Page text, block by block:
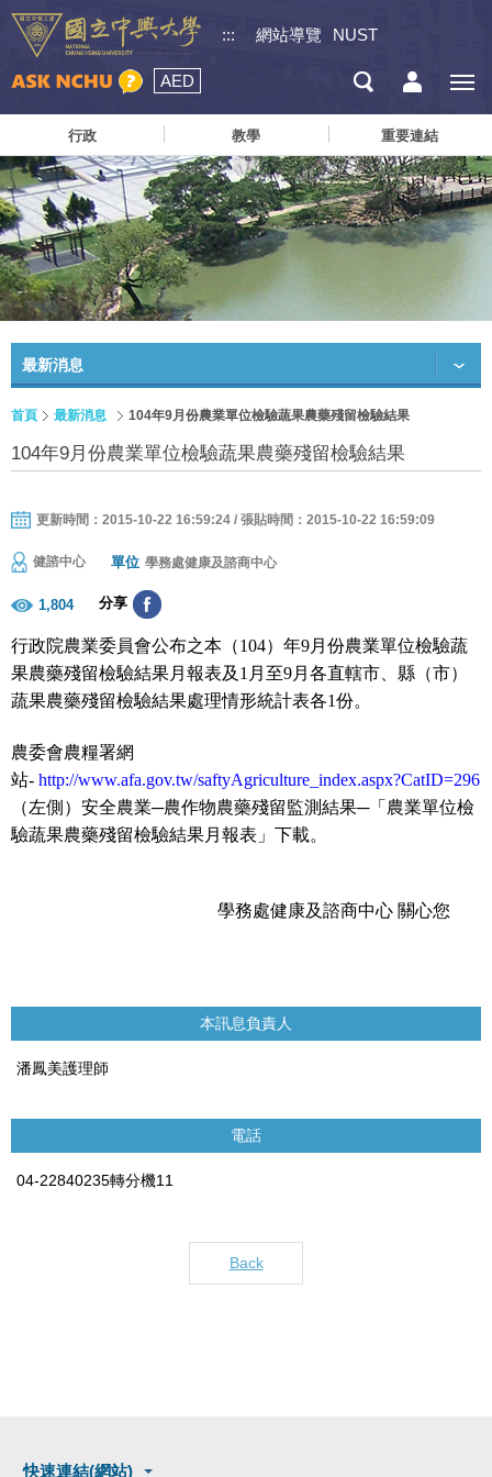
::: 網站導覽 NUST
AED
行政 教學 重要連結
最新消息
首頁 最新消息 104年9月份農業單位檢驗蔬果農藥殘留檢驗結果
104年9月份農業單位檢驗蔬果農藥殘留檢驗結果
更新時間：2015-10-22 16:59:24 / 張貼時間：2015-10-22 16:59:09
健諮中心 單位 學務處健康及諮商中心
1,804 分享
行政院農業委員會公布之本（104）年9月份農業單位檢驗蔬
果農藥殘留檢驗結果月報表及1月至9月各直轄市、縣（市）
蔬果農藥殘留檢驗結果處理情形統計表各1份。
農委會農糧署網
站- http://www.afa.gov.tw/saftyAgriculture_index.aspx?CatID=296
（左側）安全農業─農作物農藥殘留監測結果─「農業單位檢
驗蔬果農藥殘留檢驗結果月報表」下載。
學務處健康及諮商中心 關心您
本訊息負責人
潘鳳美護理師
電話
04-22840235轉分機11
Back
快速連結(網站)